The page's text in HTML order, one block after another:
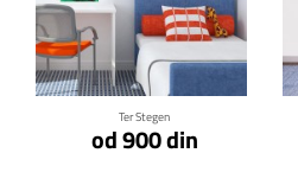
Ter Stegen
od 900 din
Klikni za detalje